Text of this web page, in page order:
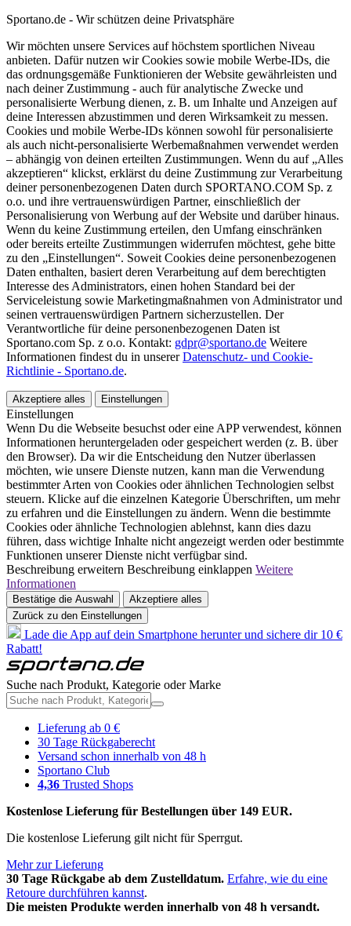
Sportano.de - Wir schützen deine Privatsphäre
Wir möchten unsere Services auf höchstem sportlichen Niveau
anbieten. Dafür nutzen wir Cookies sowie mobile Werbe-IDs, die
das ordnungsgemäße Funktionieren der Website gewährleisten und
nach deiner Zustimmung - auch für analytische Zwecke und
personalisierte Werbung dienen, z. B. um Inhalte und Anzeigen auf
deine Interessen abzustimmen und deren Wirksamkeit zu messen.
Cookies und mobile Werbe-IDs können sowohl für personalisierte
als auch nicht-personalisierte Werbemaßnahmen verwendet werden
– abhängig von deinen erteilten Zustimmungen. Wenn du auf „Alles
akzeptieren“ klickst, erklärst du deine Zustimmung zur Verarbeitung
deiner personenbezogenen Daten durch SPORTANO.COM Sp. z
o.o. und ihre vertrauenswürdigen Partner, einschließlich der
Personalisierung von Werbung auf der Website und darüber hinaus.
Wenn du keine Zustimmung erteilen, den Umfang einschränken
oder bereits erteilte Zustimmungen widerrufen möchtest, gehe bitte
zu den „Einstellungen“. Soweit Cookies deine personenbezogenen
Daten enthalten, basiert deren Verarbeitung auf dem berechtigten
Interesse des Administrators, einen hohen Standard bei der
Serviceleistung sowie Marketingmaßnahmen von Administrator und
seinen vertrauenswürdigen Partnern sicherzustellen. Der
Verantwortliche für deine personenbezogenen Daten ist
Sportano.com Sp. z o.o. Kontakt: gdpr@sportano.de Weitere
Informationen findest du in unsererDatenschutz- und Cookie-
Richtlinie - Sportano.de.
Akzeptiere alles Einstellungen
Einstellungen
Wenn Du die Webseite besuchst oder eine APP verwendest, können
Informationen heruntergeladen oder gespeichert werden (z. B. über
den Browser). Da wir die Entscheidung den Nutzer überlassen
möchten, wie unsere Dienste nutzen, kann man die Verwendung
bestimmter Arten von Cookies oder ähnlichen Technologien selbst
steuern. Klicke auf die einzelnen Kategorie Überschriften, um mehr
zu erfahren und die Einstellungen zu ändern. Wenn die bestimmte
Cookies oder ähnliche Technologien ablehnst, kann dies dazu
führen, dass wichtige Inhalte nicht angezeigt werden oder bestimmte
Funktionen unserer Dienste nicht verfügbar sind.
Beschreibung erweitern Beschreibung einklappen Weitere
Informationen
Bestätige die Auswahl
Akzeptiere alles
Zurück zu den Einstellungen
Lade die App auf dein Smartphone herunter und sichere dir 10 €
Rabatt!
Suche nach Produkt, Kategorie oder Marke
Lieferung ab 0 €
30 Tage Rückgaberecht
Versand schon innerhalb von 48 h
Sportano Club
4,36 Trusted Shops
Kostenlose Lieferung für Bestellungen über 149 EUR.
Die kostenlose Lieferung gilt nicht für Sperrgut.
Mehr zur Lieferung
30 Tage Rückgabe ab dem Zustelldatum. Erfahre, wie du eine
Retoure durchführen kannst.
Die meisten Produkte werden innerhalb von 48 h versandt.